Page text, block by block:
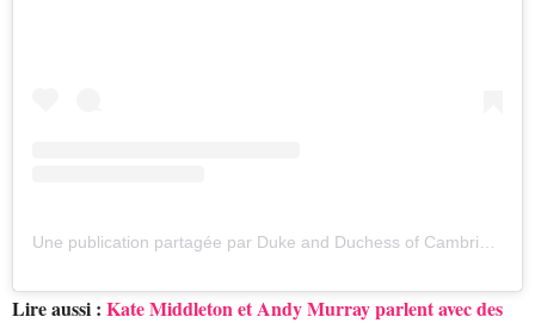
Lire aussi : Kate Middleton et Andy Murray parlent avec des